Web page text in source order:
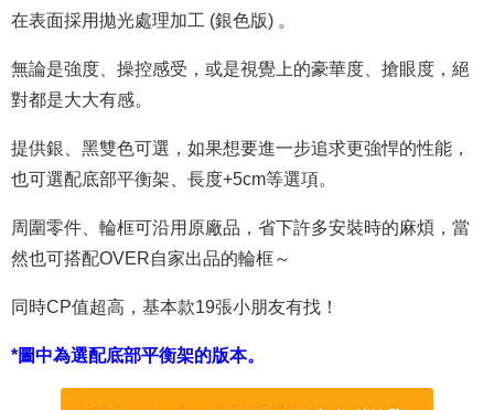
在表面採用拋光處理加工 (銀色版) 。
無論是強度、操控感受，或是視覺上的豪華度、搶眼度，絕
對都是大大有感。
提供銀、黑雙色可選，如果想要進一步追求更強悍的性能，
也可選配底部平衡架、長度+5cm等選項。
周圍零件、輪框可沿用原廠品，省下許多安裝時的麻煩，當
然也可搭配OVER自家出品的輪框～
同時CP值超高，基本款19張小朋友有找！
*圖中為選配底部平衡架的版本。